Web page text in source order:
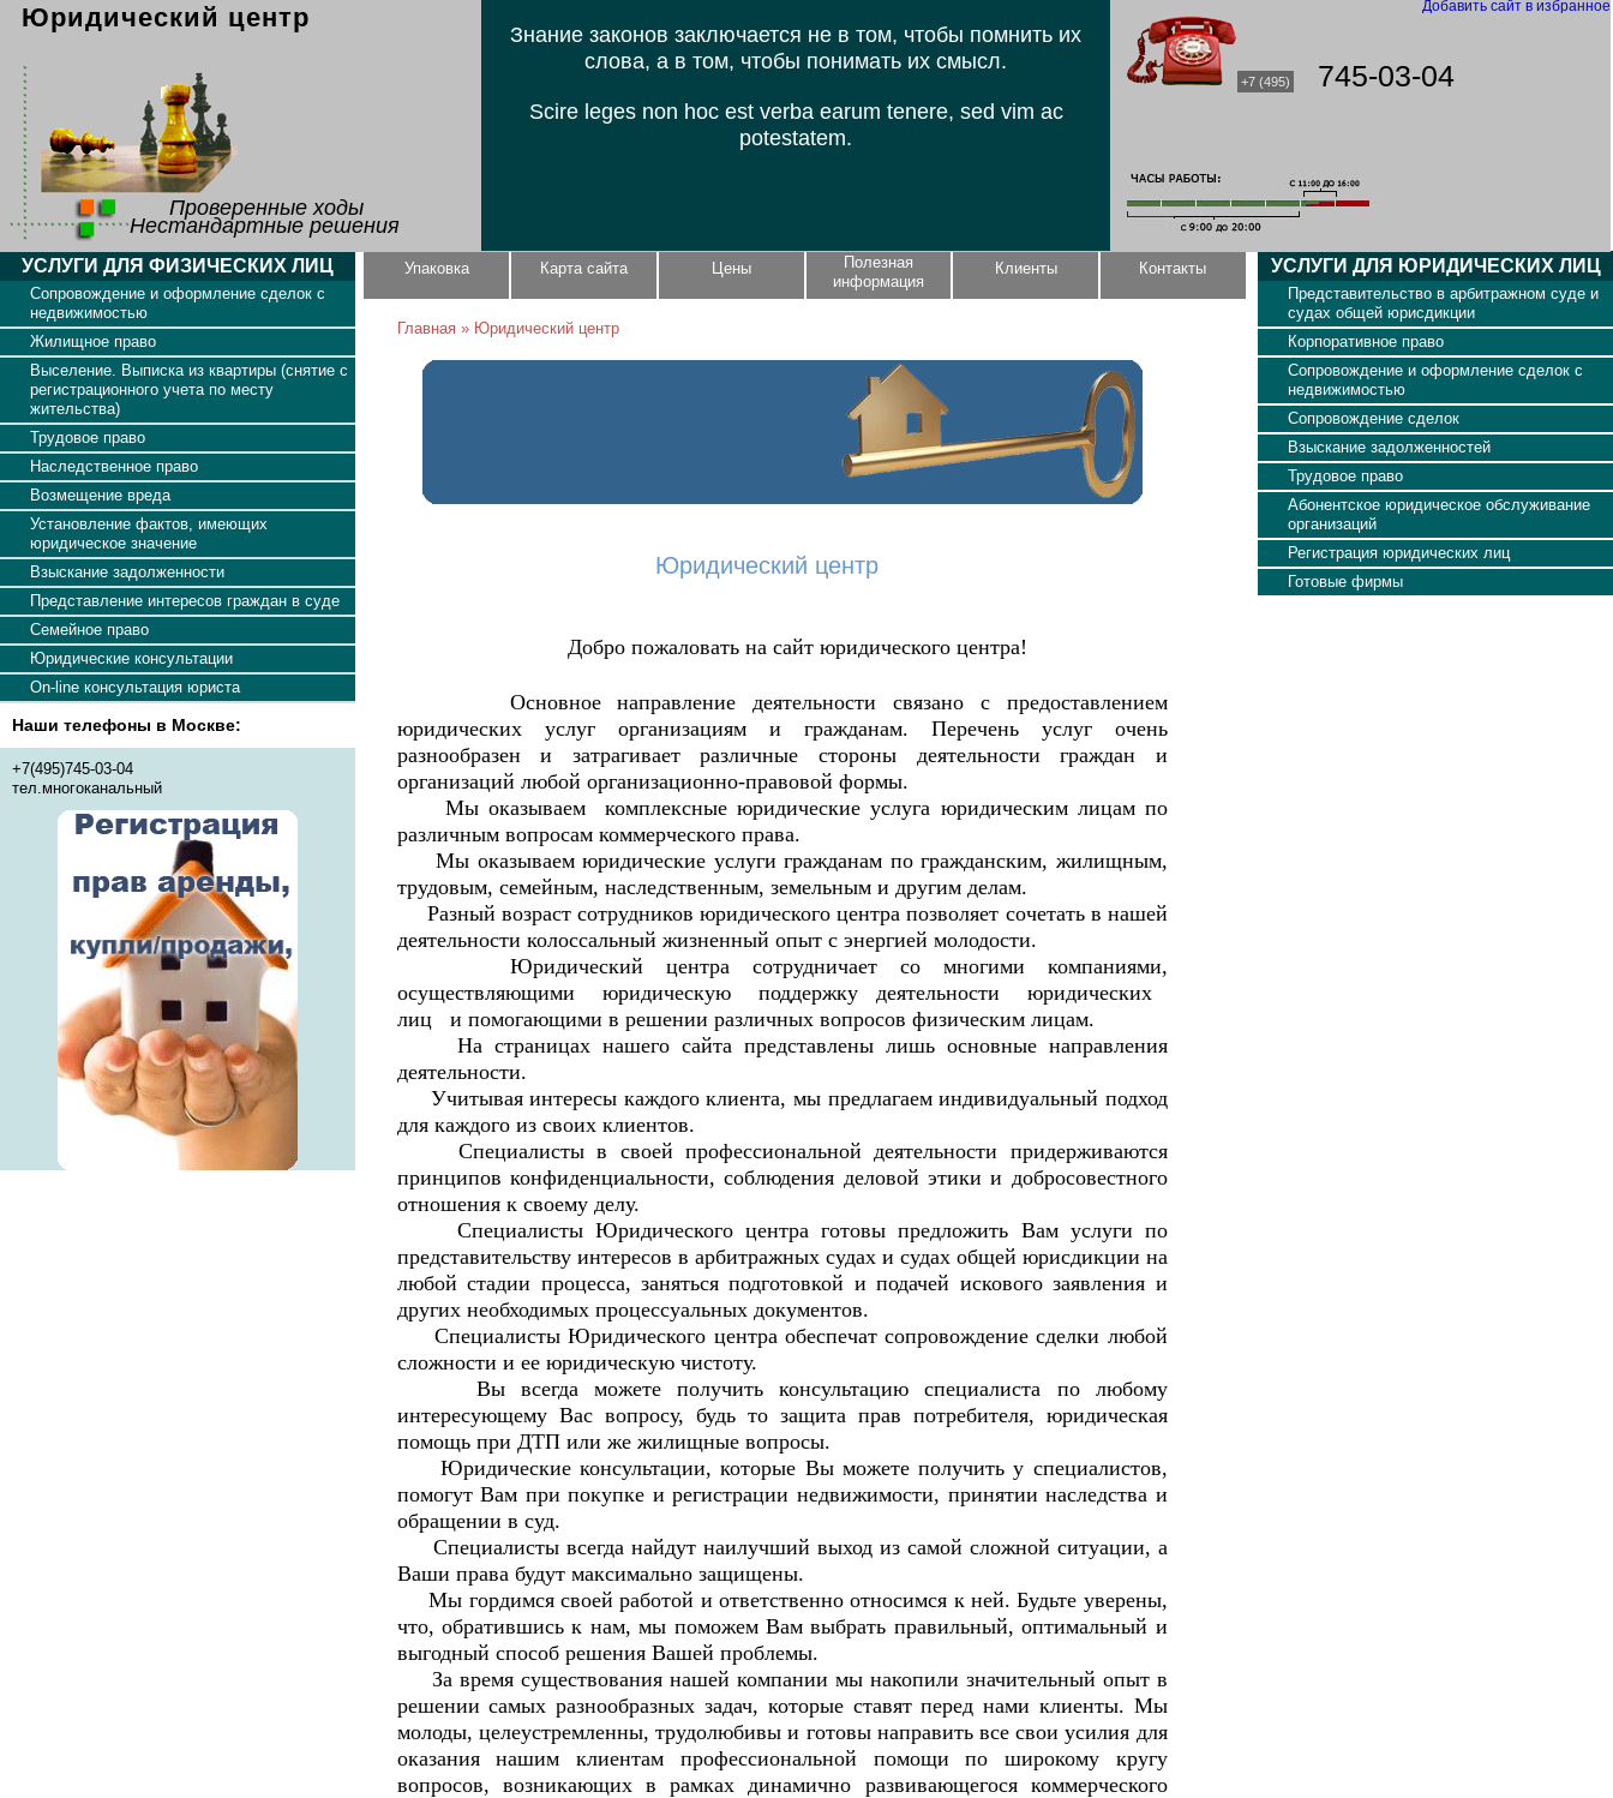
УСЛУГИ ДЛЯ ФИЗИЧЕСКИХ ЛИЦ
Сопровождение и оформление сделок с
недвижимостью
Жилищное право
Выселение. Выписка из квартиры (снятие с
регистрационного учета по месту
жительства)
Трудовое право
Наследственное право
Возмещение вреда
Установление фактов, имеющих
юридическое значение
Взыскание задолженности
Представление интересов граждан в суде
Семейное право
Юридические консультации
On-line консультация юриста
Наши телефоны в Москве:
+7(495)745-03-04
тел.многоканальный
Упаковка Карта сайта Цены
Полезная
информация
Клиенты Контакты
Главная » Юридический центр
Юридический центр
Добро пожаловать на сайт юридического центра!
Основное направление деятельности связано с предоставлением
юридических услуг организациям и гражданам. Перечень услуг очень
разнообразен и затрагивает различные стороны деятельности граждан и
организаций любой организационно-правовой формы.
Мы оказываем комплексные юридические услуга юридическим лицам по
различным вопросам коммерческого права.
Мы оказываем юридические услуги гражданам по гражданским, жилищным,
трудовым, семейным, наследственным, земельным и другим делам.
Разный возраст сотрудников юридического центра позволяет сочетать в нашей
деятельности колоссальный жизненный опыт с энергией молодости.
Юридический центра сотрудничает со многими компаниями,
осуществляющими юридическую поддержку деятельности юридических
лиц и помогающими в решении различных вопросов физическим лицам.
На страницах нашего сайта представлены лишь основные направления
деятельности.
Учитывая интересы каждого клиента, мы предлагаем индивидуальный подход
для каждого из своих клиентов.
Специалисты в своей профессиональной деятельности придерживаются
принципов конфиденциальности, соблюдения деловой этики и добросовестного
отношения к своему делу.
Специалисты Юридического центра готовы предложить Вам услуги по
представительству интересов в арбитражных судах и судах общей юрисдикции на
любой стадии процесса, заняться подготовкой и подачей искового заявления и
других необходимых процессуальных документов.
Специалисты Юридического центра обеспечат сопровождение сделки любой
сложности и ее юридическую чистоту.
Вы всегда можете получить консультацию специалиста по любому
интересующему Вас вопросу, будь то защита прав потребителя, юридическая
помощь при ДТП или же жилищные вопросы.
Юридические консультации, которые Вы можете получить у специалистов,
помогут Вам при покупке и регистрации недвижимости, принятии наследства и
обращении в суд.
Специалисты всегда найдут наилучший выход из самой сложной ситуации, а
Ваши права будут максимально защищены.
Мы гордимся своей работой и ответственно относимся к ней. Будьте уверены,
что, обратившись к нам, мы поможем Вам выбрать правильный, оптимальный и
выгодный способ решения Вашей проблемы.
За время существования нашей компании мы накопили значительный опыт в
решении самых разнообразных задач, которые ставят перед нами клиенты. Мы
молоды, целеустремленны, трудолюбивы и готовы направить все свои усилия для
оказания нашим клиентам профессиональной помощи по широкому кругу
вопросов, возникающих в рамках динамично развивающегося коммерческого
УСЛУГИ ДЛЯ ЮРИДИЧЕСКИХ ЛИЦ
Представительство в арбитражном суде и
судах общей юрисдикции
Корпоративное право
Сопровождение и оформление сделок с
недвижимостью
Сопровождение сделок
Взыскание задолженностей
Трудовое право
Абонентское юридическое обслуживание
организаций
Регистрация юридических лиц
Готовые фирмы
Юридический центр
Проверенные ходы
Нестандартные решения
Знание законов заключается не в том, чтобы помнить их
слова, а в том, чтобы понимать их смысл.
Scire leges non hoc est verba earum tenere, sed vim ac
potestatem.
Добавить сайт в избранное
+7 (495) 745-03-04